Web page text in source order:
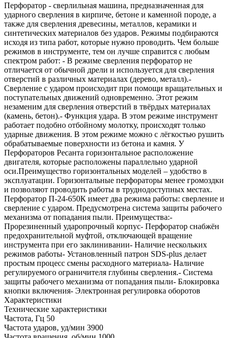
Перфоратор - сверлильная машина, предназначенная для
ударного сверления в кирпиче, бетоне и каменной породе, а
также для сверления древесины, металлов, керамики и
синтетических материалов без ударов. Режимы подбираются
исходя из типа работ, которые нужно проводить. Чем больше
режимов в инструменте, тем он лучше справится с любым
спектром работ: - В режиме сверления перфоратор не
отличается от обычной дрели и используется для сверления
отверстий в различных материалах (дерево, металл).-
Сверление с ударом происходит при помощи вращательных и
поступательных движений одновременно. Этот режим
незаменим для сверления отверстий в твёрдых материалах
(камень, бетон).- Функция удара. В этом режиме инструмент
работает подобно отбойному молотку, происходят только
ударные движения. В этом режиме можно с лёгкостью рушить
обрабатываемые поверхности из бетона и камня. У
Перфораторов Ресанта горизонтальное расположение
двигателя, которые расположены параллельно ударной
оси.Преимущество горизонтальных моделей – удобство в
эксплуатации. Горизонтальные перфораторы менее громоздки
и позволяют проводить работы в труднодоступных местах.
Перфоратор П-24-650К имеет два режима работы: сверление и
сверление с ударом. Предусмотрена система защиты рабочего
механизма от попадания пыли. Преимущества:-
Прорезиненный ударопрочный корпус- Перфоратор снабжён
предохранительной муфтой, отключающей вращение
инструмента при его заклинивании- Наличие нескольких
режимов работы- Установленный патрон SDS-plus делает
простым процесс смены расходного материала- Наличие
регулируемого ограничителя глубины сверления.- Система
защиты рабочего механизма от попадания пыли- Блокировка
кнопки включения- Электронная регулировка оборотов
Характеристики
Технические характеристики
Частота, Гц 50
Частота ударов, уд/мин 3900